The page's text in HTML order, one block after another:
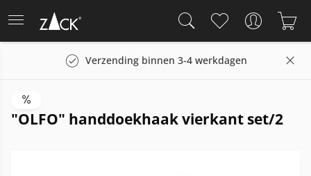
Verzending binnen 3-4 werkdagen
"OLFO" handdoekhaak vierkant set/2